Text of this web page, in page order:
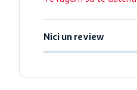
Nici un review